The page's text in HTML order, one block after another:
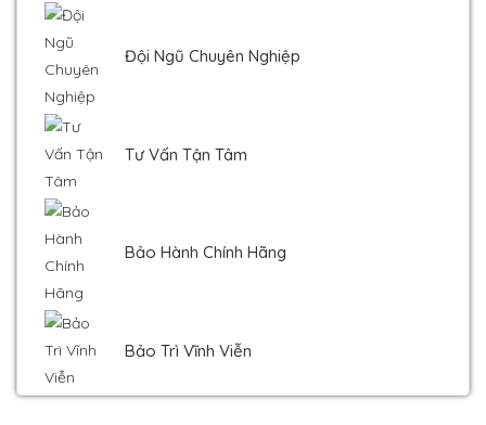
Đội Ngũ Chuyên Nghiệp
Tư Vấn Tận Tâm
Bảo Hành Chính Hãng
Bảo Trì Vĩnh Viễn